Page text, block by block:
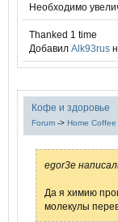
Необходимо
Thanked 1 time
Добавил Alk93rus
Кофе и здоровье
Forum -> Home Coffee
egor3e
Да я химию
молекулы